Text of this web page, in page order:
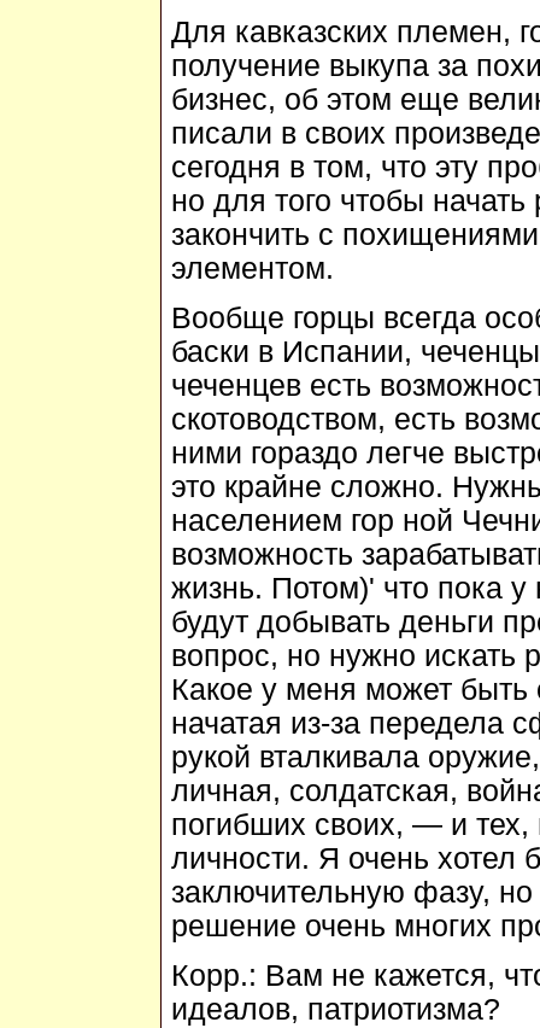
Для кавказских племен,
получение выкупа за
бизнес, об этом еще
писали в своих
сегодня в том, что эту
но для того чтобы
закончить с
элементом.
Вообще горцы всегда
баски в Испании,
чеченцев есть
скотоводством, есть
ними гораздо легче
это крайне сложно.
населением гор ной
возможность
жизнь. Потом)' что пока у
будут добывать деньги
вопрос, но нужно
Какое у меня может быть
начатая из-за передела
рукой вталкивала
личная, солдатская,
погибших своих, — и тех,
личности. Я очень хотел
заключительную фазу, но
решение очень многих
Корр.: Вам не кажется,
идеалов, патриотизма?